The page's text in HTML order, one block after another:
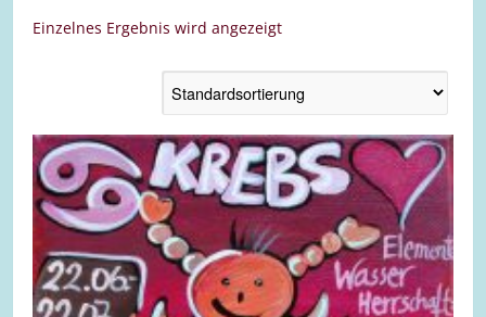
Einzelnes Ergebnis wird angezeigt